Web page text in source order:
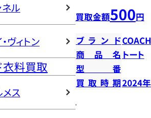
ネル
ヴィトン
衣料買取
ス
買取金額500円
ブランドCOACH
商品名 トート
型番
買取時期2024